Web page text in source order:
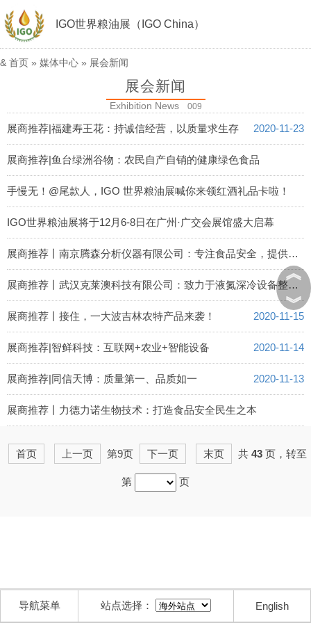
IGO世界粮油展（IGO China）
& 首页 » 媒体中心 » 展会新闻
展会新闻
Exhibition News 009
展商推荐|福建寿王花：持诚信经营，以质量求生存 2020-11-23
展商推荐|鱼台绿洲谷物：农民自产自销的健康绿色食品
2020-11-23
手慢无！@尾款人，IGO 世界粮油展喊你来领红酒礼品卡啦！
2020-11-21
IGO世界粮油展将于12月6-8日在广州·广交会展馆盛大启幕
2020-11-21
展商推荐丨南京腾森分析仪器有限公司：专注食品安全，提供重金属快速检测一体化解决方案
2020-11-20
展商推荐丨武汉克莱澳科技有限公司：致力于液氮深冷设备整体解决方案
2020-11-19
展商推荐丨接住，一大波吉林农特产品来袭！ 2020-11-15
展商推荐|智鲜科技：互联网+农业+智能设备 2020-11-14
展商推荐|同信天博：质量第一、品质如一 2020-11-13
展商推荐丨力德力诺生物技术：打造食品安全民生之本
首页
上一页 第9页 下一页 末页 共 43页，转至
第 页
︽
︾
导航菜单 站点选择： English